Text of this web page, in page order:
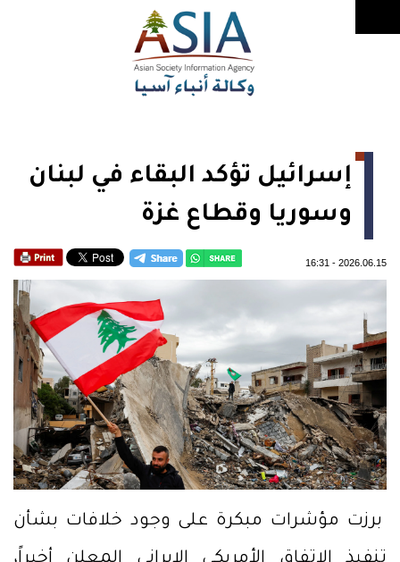
إسرائيل تؤكد البقاء في لبنان
وسوريا وقطاع غزة
2026.06.15
-
16:31
برزت مؤشرات مبكرة على وجود خلافات بشأن